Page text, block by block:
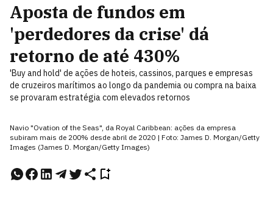
Aposta de fundos em
'perdedores da crise' dá
retorno de até 430%
'Buy and hold' de ações de hoteis, cassinos, parques e empresas
de cruzeiros marítimos ao longo da pandemia ou compra na baixa
se provaram estratégia com elevados retornos
Navio "Ovation of the Seas", da Royal Caribbean: ações da empresa
subiram mais de 200% desde abril de 2020 | Foto: James D. Morgan/Getty
Images (James D. Morgan/Getty Images)